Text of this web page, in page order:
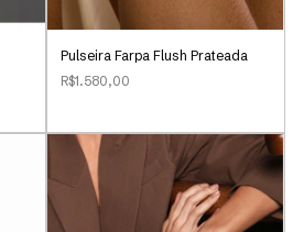
Pulseira Farpa Flush Prateada
R$1.580,00